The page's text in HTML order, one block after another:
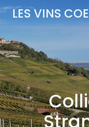
Aller
au
contenu
LES VINS